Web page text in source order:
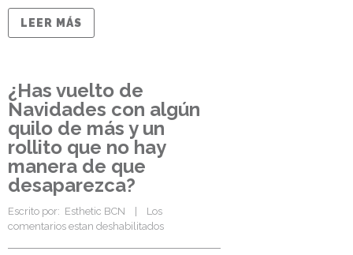
LEER MÁS
¿Has vuelto de
Navidades con algún
quilo de más y un
rollito que no hay
manera de que
desaparezca?
Escrito por: Esthetic BCN
Los
comentarios estan deshabilitados